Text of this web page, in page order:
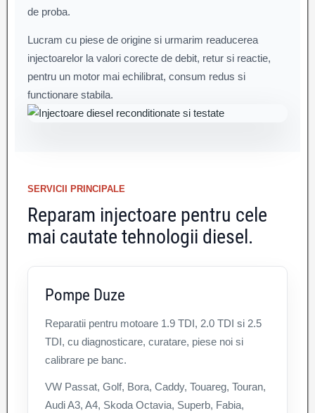
de proba.
Lucram cu piese de origine si urmarim readucerea
injectoarelor la valori corecte de debit, retur si reactie,
pentru un motor mai echilibrat, consum redus si
functionare stabila.
SERVICII PRINCIPALE
Reparam injectoare pentru cele
mai cautate tehnologii diesel.
Pompe Duze
Reparatii pentru motoare 1.9 TDI, 2.0 TDI si 2.5
TDI, cu diagnosticare, curatare, piese noi si
calibrare pe banc.
VW Passat, Golf, Bora, Caddy, Touareg, Touran,
Audi A3, A4, Skoda Octavia, Superb, Fabia,